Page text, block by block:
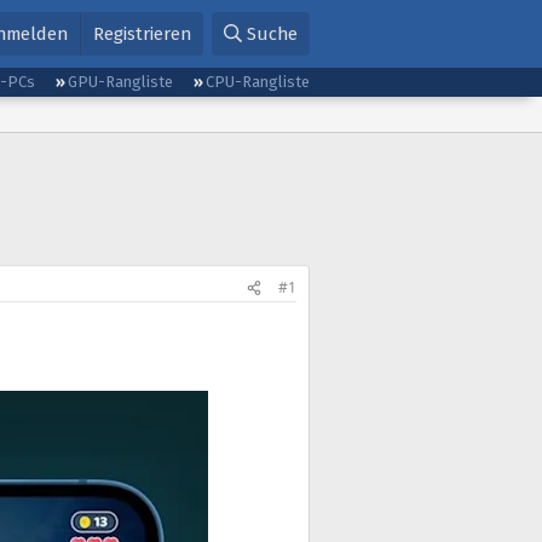
Registrieren Suche
PCs GPU-Rangliste CPU-Rangliste
#1